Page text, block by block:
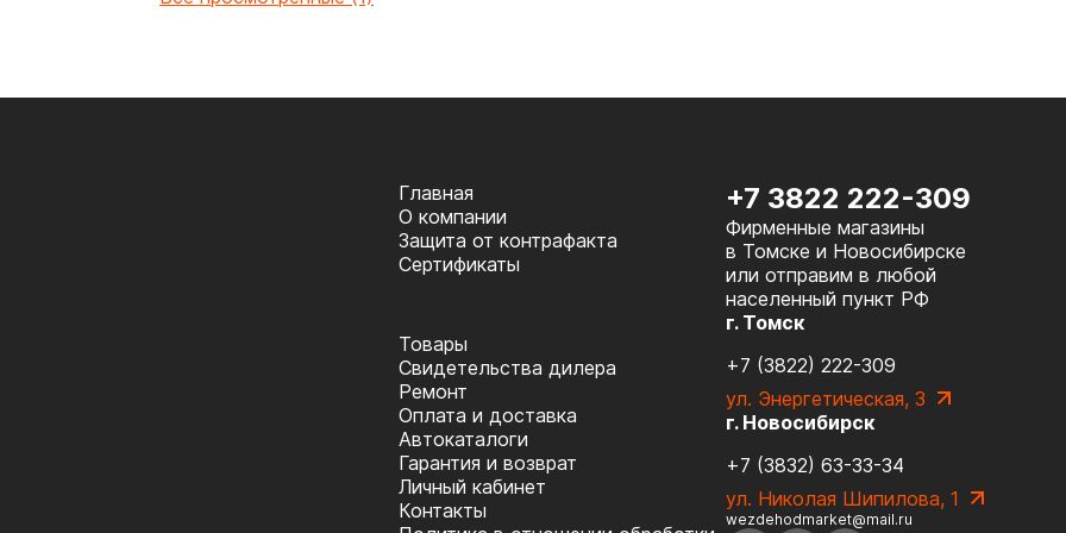
Главная
О компании
Защита от контрафакта
Сертификаты
Товары
Cвидетельства дилера
Ремонт
Оплата и доставка
Автокаталоги
Гарантия и возврат
Личный кабинет
Контакты
+7 3822 222-309
Фирменные магазины
в Томске и Новосибирске
или отправим в любой
населенный пункт РФ
г. Томск
+7 (3822) 222-309
ул. Энергетическая, 3
г. Новосибирск
+7 (3832) 63-33-34
ул. Николая Шипилова, 1
wezdehodmarket@mail.ru